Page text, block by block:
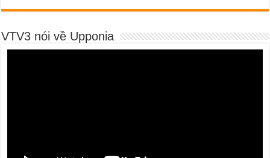
VTV3 nói về Upponia